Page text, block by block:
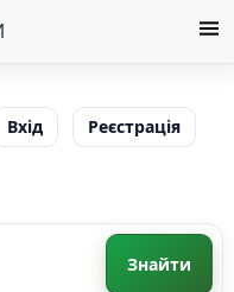
Вхід Реєстрація
Знайти